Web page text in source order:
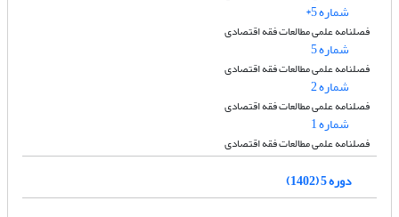
شماره 5*
فصلنامه علمی مطالعات فقه اقتصادی
شماره 5
فصلنامه علمی مطالعات فقه اقتصادی
شماره 2
فصلنامه علمی مطالعات فقه اقتصادی
شماره 1
فصلنامه علمی مطالعات فقه اقتصادی
دوره 5 (1402)